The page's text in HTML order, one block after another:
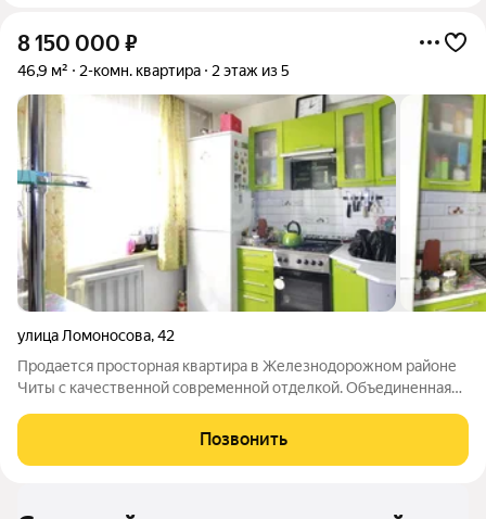
8 150 000 ₽
46,9 м² 2-комн. квартира 2 этаж из 5
улица Ломоносова,42
Продается просторная квартира в Железнодорожном районе
Читы с качественной современной отделкой. Объединенная
и функциональное жилое пространство, готовое к заселению
без каких-либо
Позвонить